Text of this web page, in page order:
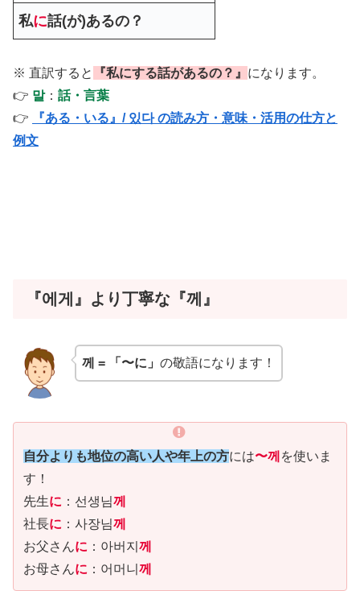
私に話(が)あるの？
※ 直訳すると 『私にする話があるの？』 になります。
👉 말： 話・言葉
👉
『ある・いる』/ 있다 の読み方・意味・活用の仕方と
例文
『에게』より丁寧な『께』
께 = 「〜に」 の敬語になります！
自分よりも地位の高い人や年上の方には〜께 を使いま
す！
先生に ：선생님께
社長に ：사장님께
お父さんに ：아버지 께
お母さんに ：어머니 께